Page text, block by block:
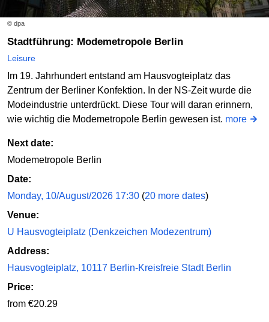
© dpa
Stadtführung: Modemetropole Berlin
Leisure
Im 19. Jahrhundert entstand am Hausvogteiplatz das
Zentrum der Berliner Konfektion. In der NS-Zeit wurde die
Modeindustrie unterdrückt. Diese Tour will daran erinnern,
wie wichtig die Modemetropole Berlin gewesen ist. more
Next date:
Modemetropole Berlin
Date:
Monday, 10/August/2026 17:30 (20 more dates)
Venue:
U Hausvogteiplatz (Denkzeichen Modezentrum)
Address:
Hausvogteiplatz, 10117 Berlin-Kreisfreie Stadt Berlin
Price:
from €20.29